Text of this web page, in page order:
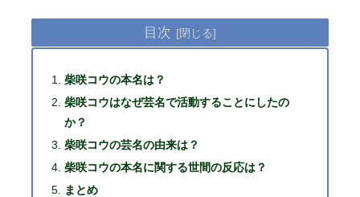
目次
柴咲コウの本名は？
柴咲コウはなぜ芸名で活動することにしたの
か？
柴咲コウの芸名の由来は？
柴咲コウの本名に関する世間の反応は？
まとめ